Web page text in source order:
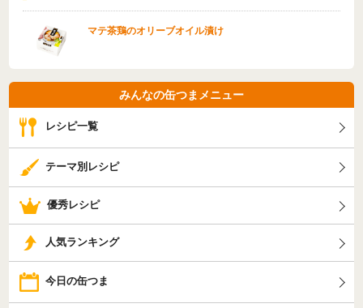
マテ茶鶏のオリーブオイル漬け
みんなの缶つまメニュー
レシピ一覧
テーマ別レシピ
優秀レシピ
人気ランキング
今日の缶つま